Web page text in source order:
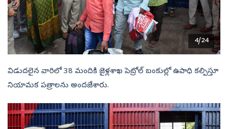
4/24
విడుదలైన వారిలో 38 మందికి జైళ్లశాఖ పెట్రోల్‌ బంకుల్లో ఉపాధి కల్పిస్తూ
నియామక పత్రాలను అందజేశారు.